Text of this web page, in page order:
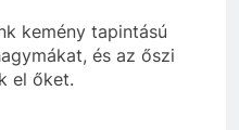
kemény tapintású
és az őszi
el őket.